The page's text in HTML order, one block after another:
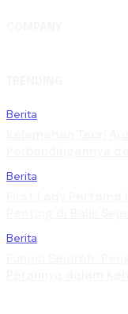
Berita
Berita
Berita